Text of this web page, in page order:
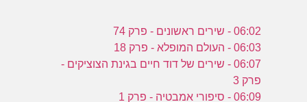
06:02 - שירים ראשונים - פרק 74
06:03 - העולם המופלא - פרק 18
06:07 - שירים של דוד חיים בגינת הצוציקים -
פרק 3
06:09 - סיפורי אמבטיה - פרק 1